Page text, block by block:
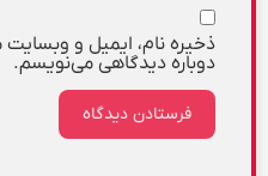
ذخیره نام، ایمیل و وبسایت
دوباره دیدگاهی می‌نویسم.